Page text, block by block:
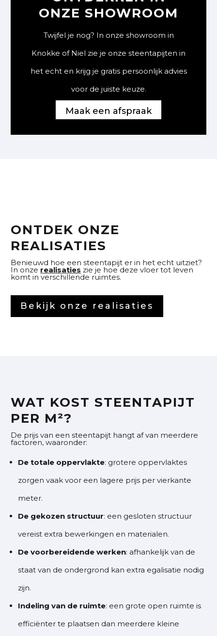
ONZE SHOWROOM
Twijfel je nog? In onze showroom in
Knokke of Niel zie je onze steentapijten in
het echt en krijg je gratis persoonlijk advies
voor de juiste keuze.
Maak een afspraak
ONTDEK ONZE
REALISATIES
Benieuwd hoe een steentapijt er in het echt uitziet?
In onze realisaties zie je hoe deze vloer tot leven
komt in verschillende ruimtes.
Bekijk onze realisaties
WAT KOST STEENTAPIJT
PER M²?
De prijs van een steentapijt hangt af van meerdere
factoren, waaronder:
De totale oppervlakte: grotere oppervlaktes
zorgen vaak voor een lagere prijs per vierkante
meter.
De gekozen structuur: een gesloten structuur
vereist extra bewerkingen en materialen.
De voorbereidende werken: afhankelijk van de
staat van de ondergrond kan extra egalisatie nodig
zijn.
Indeling van de ruimte: een grote open ruimte is
efficiënter te plaatsen dan meerdere kleine